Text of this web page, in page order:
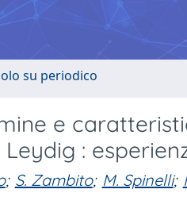
su periodico
e
:
; S. Zambito; M. Spinelli;